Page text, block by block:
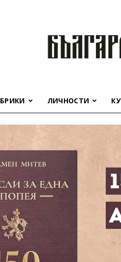
ЛИЧНОСТИ